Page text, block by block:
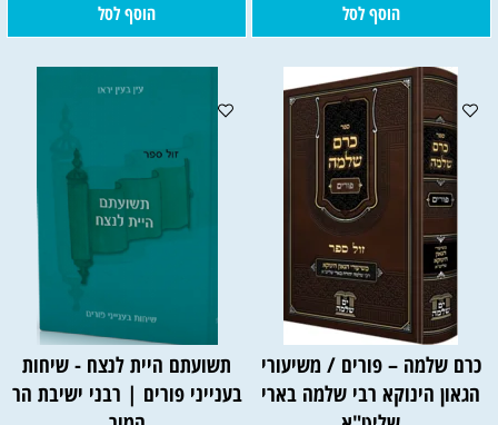
הוסף לסל הוסף לסל
כרם שלמה – פורים / משיעורי
הגאון הינוקא רבי שלמה בארי
תשועתם היית לנצח - שיחות
בענייני פורים | רבני ישיבת הר